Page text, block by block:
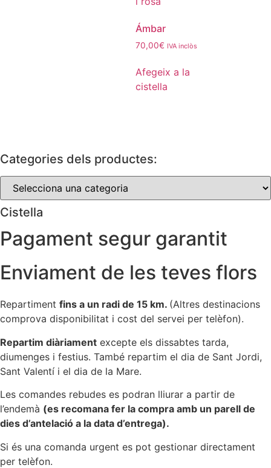
Ámbar
70,00€ IVA inclòs
Afegeix a la
cistella
Categories dels productes:
Cistella
Pagament segur garantit
Enviament de les teves flors
Repartiment fins a un radi de 15 km. (Altres destinacions
comprova disponibilitat i cost del servei per telèfon).
Repartim diàriament excepte els dissabtes tarda,
diumenges i festius. També repartim el dia de Sant Jordi,
Sant Valentí i el dia de la Mare.
Les comandes rebudes es podran lliurar a partir de
l’endemà (es recomana fer la compra amb un parell de
dies d’antelació a la data d’entrega).
Si és una comanda urgent es pot gestionar directament
per telèfon.